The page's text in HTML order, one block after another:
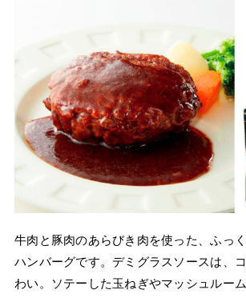
牛肉と豚肉のあらびき肉を使った、ふっ
ハンバーグです。デミグラスソースは、
わい。ソテーした玉ねぎやマッシュルー